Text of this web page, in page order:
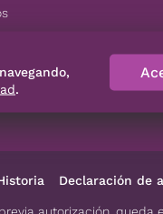
Declaración de
.